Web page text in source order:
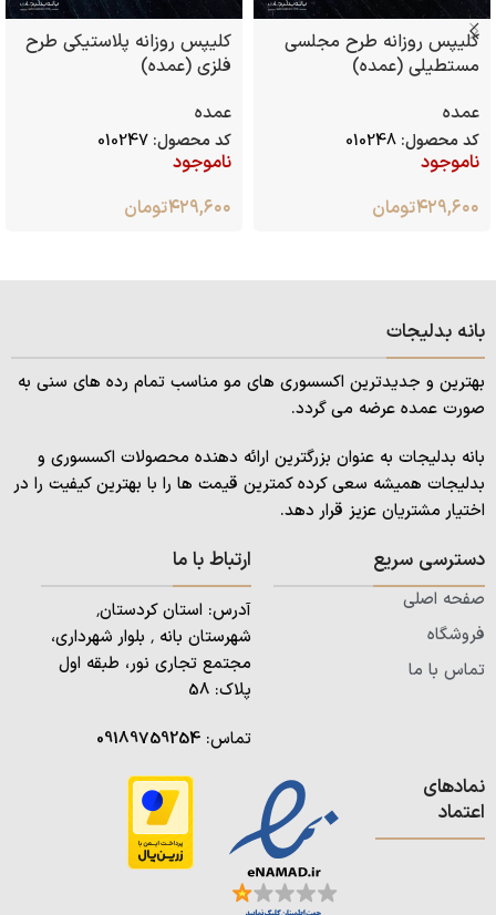
کلیپس روزانه طرح مجلسی
مستطیلی (عمده)
عمده
کد محصول: 010248
ناموجود
۴۲۹,۶۰۰تومان
کلیپس روزانه پلاستیکی طرح
فلزی (عمده)
عمده
کد محصول: 010247
ناموجود
۴۲۹,۶۰۰تومان
بانه بدلیجات
بهترین و جدیدترین اکسسوری های مو مناسب تمام رده های سنی به
صورت عمده عرضه می گردد.
بانه بدلیجات به عنوان بزرگترین ارائه دهنده محصولات اکسسوری و
بدلیجات همیشه سعی کرده کمترین قیمت ها را با بهترین کیفیت را در
اختیار مشتریان عزیز قرار دهد.
دسترسی سریع
صفحه اصلی
فروشگاه
تماس با ما
ارتباط با ما
آدرس: استان کردستان٬
شهرستان بانه ٬ بلوار شهرداری،
مجتمع تجاری نور، طبقه اول
پلاک: 58
تماس: 09189759254
نمادهای
اعتماد